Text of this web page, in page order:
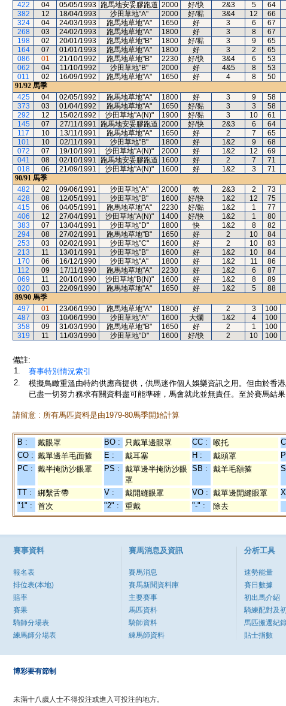
422
04 05/05/1993 跑馬地安妥膠跑道 2000 好/快 2&3 5 64
382
12 18/04/1993 沙田草地"A" 2000 好/黏 3&4 12 66
324
04 24/03/1993 跑馬地草地"A" 1650 好 3 6 67
268
03 24/02/1993 跑馬地草地"A" 1800 好 3 8 67
198
02 20/01/1993 跑馬地草地"B" 1800 好/黏 3 9 65
164
07 01/01/1993 跑馬地草地"A" 1800 好 3 2 65
086
01 21/10/1992 跑馬地草地"B" 2230 好/快 3&4 6 53
062
04 11/10/1992 沙田草地"B" 2000 好 4&5 8 53
011
02 16/09/1992 跑馬地草地"A" 1650 好 4 8 50
91/92 馬季
425
04 02/05/1992 跑馬地草地"A" 1800 好 3 9 58
373
03 01/04/1992 跑馬地草地"A" 1650 好/黏 3 3 58
292
12 15/02/1992 沙田草地"A(N)" 1900 好/黏 3 10 61
145
07 27/11/1991 跑馬地安妥膠跑道 2000 好/快 2&3 6 64
117
10 13/11/1991 跑馬地草地"A" 1650 好 2 7 65
101
10 02/11/1991 沙田草地"B" 1800 好 1&2 9 68
072
07 19/10/1991 沙田草地"A(N)" 2000 好 1&2 12 69
041
08 02/10/1991 跑馬地安妥膠跑道 1600 好 2 7 71
018
06 21/09/1991 沙田草地"A(N)" 1600 好 1&2 3 71
90/91 馬季
482
02 09/06/1991 沙田草地"A" 2000 軟 2&3 2 73
428
08 12/05/1991 沙田草地"B" 1600 好/快 1&2 12 75
415
06 04/05/1991 跑馬地草地"A" 2230 好/黏 1&2 1 77
406
12 27/04/1991 沙田草地"A(N)" 1400 好/快 1&2 1 80
383
07 13/04/1991 沙田草地"D" 1800 快 1&2 8 82
294
08 27/02/1991 跑馬地草地"B" 1650 好 2 10 84
253
03 02/02/1991 沙田草地"C" 1600 好 2 10 83
213
11 13/01/1991 沙田草地"B" 1600 好 1&2 10 84
170
06 16/12/1990 沙田草地"A" 1800 好 1&2 11 86
112
09 17/11/1990 跑馬地草地"A" 2230 好 1&2 6 87
069
11 20/10/1990 沙田草地"B(N)" 1600 好 1&2 8 89
020
03 22/09/1990 跑馬地草地"A" 1650 好 1&2 5 88
89/90 馬季
497
01 23/06/1990 跑馬地草地"A" 1800 好 2 3 100
487
03 10/06/1990 沙田草地"A" 1600 大爛 1&2 4 100
358
09 31/03/1990 跑馬地草地"B" 1650 好 2 1 100
319
11 11/03/1990 沙田草地"D" 1600 好/快 2 10 100
備註:
1.
賽事特別情況索引
2.
模擬鳥瞰重溫由特約供應商提供，供馬迷作個人娛樂資訊之用。但由於香
已盡一切努力務求有關資料盡可能準確，馬會就此並無責任。至於賽馬結
請留意 : 所有馬匹資料是由1979-80馬季開始計算
B : 戴眼罩 BO : 只戴單邊眼罩 CC : 喉托
CO : 戴單邊羊毛面箍 E : 戴耳塞 H : 戴頭罩
PC : 戴半掩防沙眼罩 PS :
戴單邊半掩防沙眼
罩
SB : 戴羊毛額箍
TT : 綁繫舌帶 V : 戴開縫眼罩 VO : 戴單邊開縫眼罩
"1" :
首次 "2" : 重戴 "-" : 除去
賽事資料
報名表
排位表(本地)
賠率
賽果
騎師分場表
練馬師分場表
賽馬消息及資訊
賽馬消息
賽馬新聞資料庫
主要賽事
馬匹資料
騎師資料
練馬師資料
分析工具
速勢能量
賽日數據
初出馬介紹
騎練配對及
馬匹搬遷紀
貼士指數
博彩要有節制
未滿十八歲人士不得投注或進入可投注的地方。